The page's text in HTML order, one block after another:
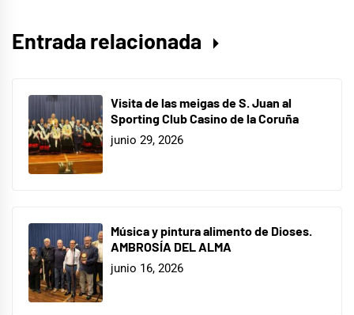
Entrada relacionada
Visita de las meigas de S. Juan al
Sporting Club Casino de la Coruña
junio 29, 2026
Música y pintura alimento de Dioses.
AMBROSÍA DEL ALMA
junio 16, 2026